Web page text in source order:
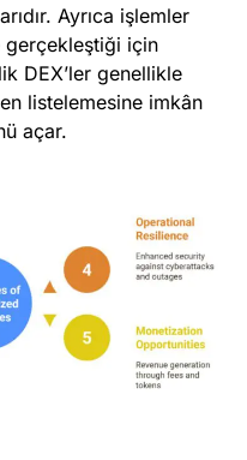
Ayrıca işlemler
için
DEX’ler genellikle
listelemesine imkân
açar.